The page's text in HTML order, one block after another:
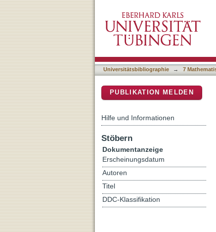
Universitätsbibliographie → 7
PUBLIKATION MELDEN
Hilfe und Informationen
Stöbern
Dokumentanzeige
Erscheinungsdatum
Autoren
Titel
DDC-Klassifikation